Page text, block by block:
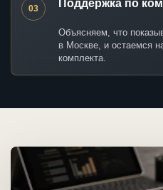
03 Поддержка по
Объясняем, что
в Москве, и остаемся
комплекта.